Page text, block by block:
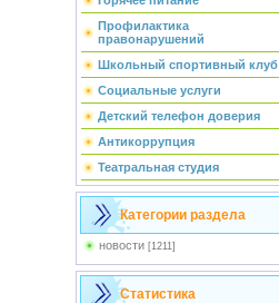
Профилактика
правонарушений
Школьный спортивный клуб
Социальные услуги
Детский телефон доверия
Антикоррупция
Театральная студия
Категории раздела
новости [1211]
Статистика